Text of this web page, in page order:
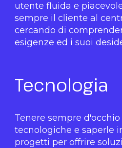
utente fluida e
sempre il cliente al
cercando di
esigenze ed i suoi
Tecnologia
Tenere sempre
tecnologiche e saperle
progetti per offrire